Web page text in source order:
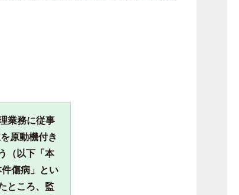
業務に従事
原動機付き
（以下「本
傷病」とい
ところ、監